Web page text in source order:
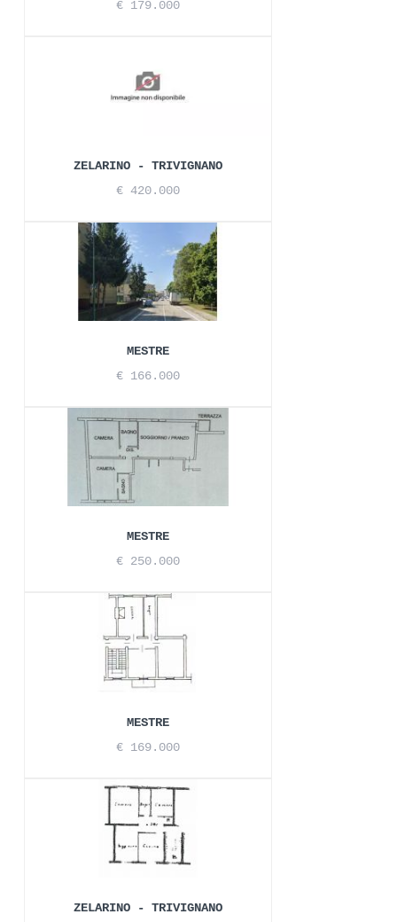
€ 179.000
ZELARINO - TRIVIGNANO
€ 420.000
MESTRE
€ 166.000
MESTRE
€ 250.000
MESTRE
€ 169.000
ZELARINO - TRIVIGNANO